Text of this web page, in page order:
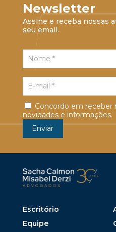
Newsletter
Assine e receba nossas
seu email.
Concordo em receber
novidades e informações.
Escritório
Equipe